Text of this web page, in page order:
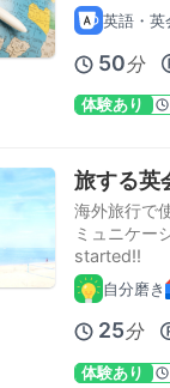
英語・英
50分
体験あり
旅する英
海外旅行で
ミュニケー
started!!
自分磨き
25分
体験あり